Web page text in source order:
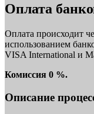
Оплата
Оплата происходит
использованием
VISA International и
Комиссия 0 %.
Описание